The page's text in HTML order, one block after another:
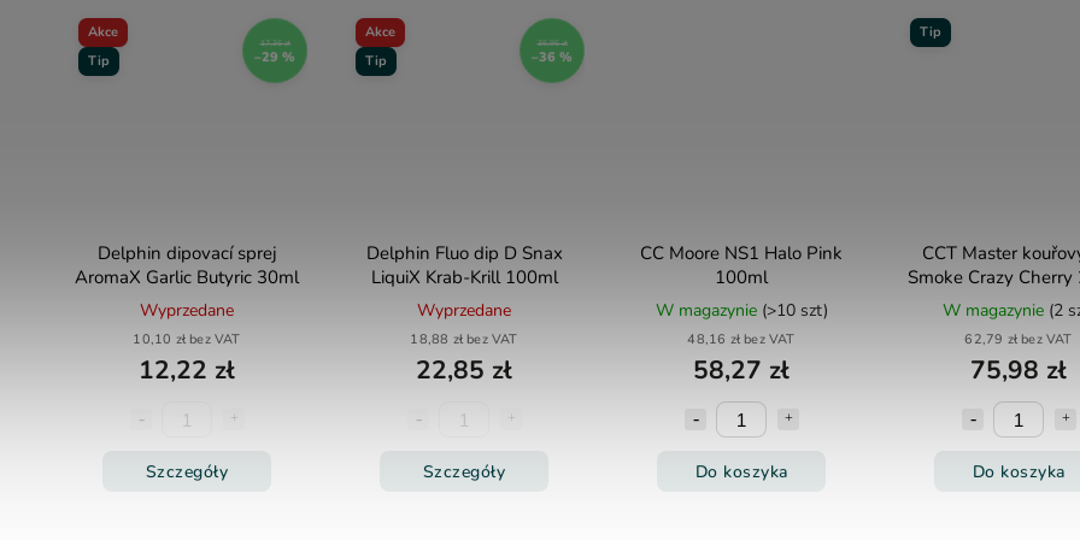
Akce
Tip
17,36 zł
–29 %
Delphin dipovací sprej
AromaX Garlic Butyric 30ml
Wyprzedane
10,10 zł bez VAT
12,22 zł
Szczegóły
Akce
Tip
35,95 zł
–36 %
Delphin Fluo dip D Snax
LiquiX Krab-Krill 100ml
Wyprzedane
18,88 zł bez VAT
22,85 zł
Szczegóły
CC Moore NS1 Halo Pink
100ml
W magazynie (>10 szt)
48,16 zł bez VAT
58,27 zł
Do koszyka
Tip
CCT Master
Smoke Crazy
W magazynie (2
62,79 zł bez VAT
75,98 zł
Do koszyka